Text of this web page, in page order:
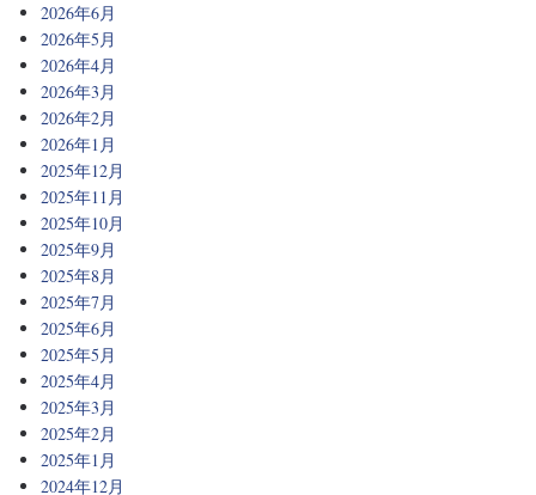
2026年6月
2026年5月
2026年4月
2026年3月
2026年2月
2026年1月
2025年12月
2025年11月
2025年10月
2025年9月
2025年8月
2025年7月
2025年6月
2025年5月
2025年4月
2025年3月
2025年2月
2025年1月
2024年12月